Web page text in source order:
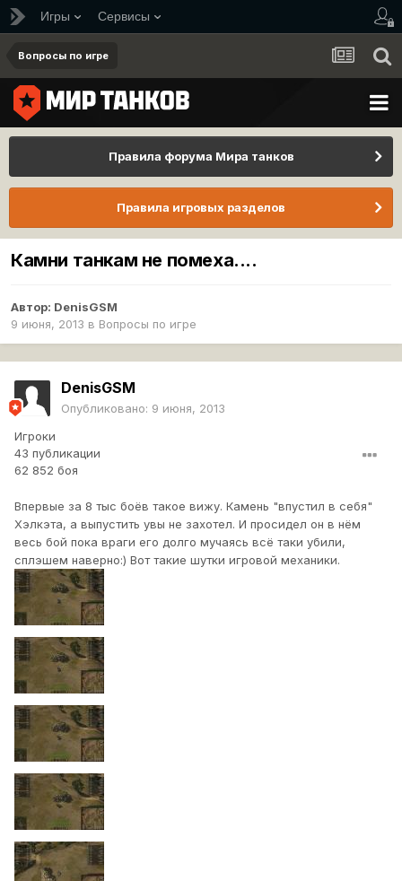
Игры Сервисы
Вопросы по игре
Правила форума Мира танков
Правила игровых разделов
Камни танкам не помеха....
Автор: DenisGSM
9 июня, 2013 в Вопросы по игре
DenisGSM
Опубликовано: 9 июня, 2013
Игроки
43 публикации
62 852 боя
Впервые за 8 тыс боёв такое вижу. Камень "впустил в себя"
Хэлкэта, а выпустить увы не захотел. И просидел он в нём
весь бой пока враги его долго мучаясь всё таки убили,
сплэшем наверно:) Вот такие шутки игровой механики.